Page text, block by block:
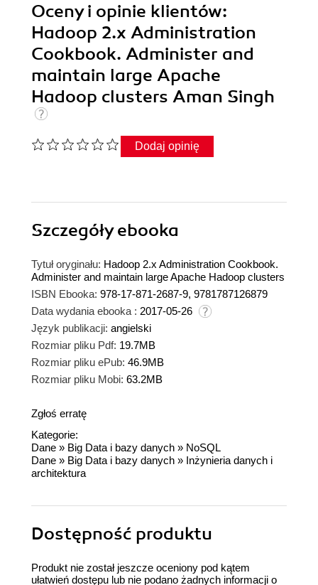
Oceny i opinie klientów:
Hadoop 2.x Administration
Cookbook. Administer and
maintain large Apache
Hadoop clusters Aman Singh
Dodaj opinię
Szczegółyebooka
Tytuł oryginału: Hadoop 2.x Administration Cookbook.
Administer and maintain large Apache Hadoop clusters
ISBN Ebooka: 978-17-871-2687-9, 9781787126879
Data wydania ebooka : 2017-05-26
Język publikacji: angielski
Rozmiar pliku Pdf: 19.7MB
Rozmiar pliku ePub: 46.9MB
Rozmiar pliku Mobi: 63.2MB
Zgłoś erratę
Kategorie:
Dane » Big Data i bazy danych » NoSQL
Dane » Big Data i bazy danych » Inżynieria danych i
architektura
Dostępność produktu
Produkt nie został jeszcze oceniony pod kątem
ułatwień dostępu lub nie podano żadnych informacji o